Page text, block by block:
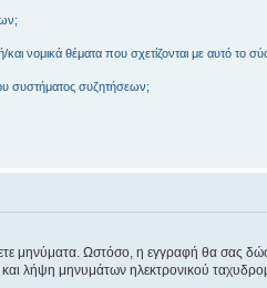
νομικά θέματα που σχετίζονται με αυτό το
συστήματος συζητήσεων;
μηνύματα. Ωστόσο, η εγγραφή θα σας
λήψη μηνυμάτων ηλεκτρονικού